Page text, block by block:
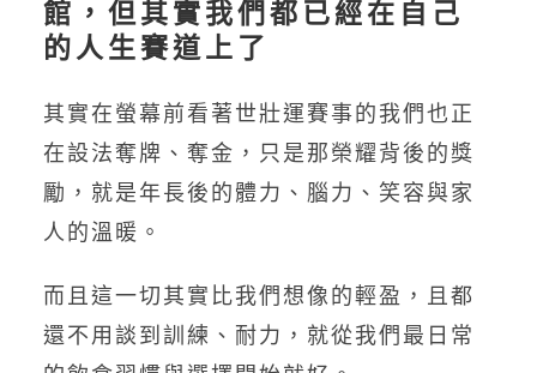
館，但其實我們都已經在自己
的人生賽道上了
其實在螢幕前看著世壯運賽事的我們也正
在設法奪牌、奪金，只是那榮耀背後的獎
勵，就是年長後的體力、腦力、笑容與家
人的溫暖。
而且這一切其實比我們想像的輕盈，且都
還不用談到訓練、耐力，就從我們最日常